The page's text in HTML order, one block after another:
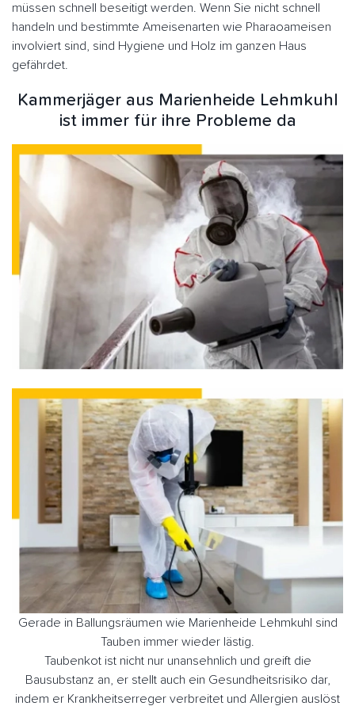
müssen schnell beseitigt werden. Wenn Sie nicht schnell
handeln und bestimmte Ameisenarten wie Pharaoameisen
involviert sind, sind Hygiene und Holz im ganzen Haus
gefährdet.
Kammerjäger aus Marienheide Lehmkuhl
ist immer für ihre Probleme da
Gerade in Ballungsräumen wie Marienheide Lehmkuhl sind
Tauben immer wieder lästig.
Taubenkot ist nicht nur unansehnlich und greift die
Bausubstanz an, er stellt auch ein Gesundheitsrisiko dar,
indem er Krankheitserreger verbreitet und Allergien auslöst